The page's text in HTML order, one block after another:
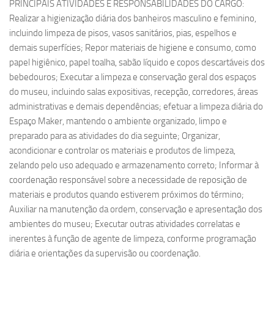
PRINCIPAIS ATIVIDADES E RESPONSABILIDADES DO CARGO:
Realizar a higienização diária dos banheiros masculino e feminino,
incluindo limpeza de pisos, vasos sanitários, pias, espelhos e
demais superfícies; Repor materiais de higiene e consumo, como
papel higiênico, papel toalha, sabão líquido e copos descartáveis dos
bebedouros; Executar a limpeza e conservação geral dos espaços
do museu, incluindo salas expositivas, recepção, corredores, áreas
administrativas e demais dependências; efetuar a limpeza diária do
Espaço Maker, mantendo o ambiente organizado, limpo e
preparado para as atividades do dia seguinte; Organizar,
acondicionar e controlar os materiais e produtos de limpeza,
zelando pelo uso adequado e armazenamento correto; Informar à
coordenação responsável sobre a necessidade de reposição de
materiais e produtos quando estiverem próximos do término;
Auxiliar na manutenção da ordem, conservação e apresentação dos
ambientes do museu; Executar outras atividades correlatas e
inerentes à função de agente de limpeza, conforme programação
diária e orientações da supervisão ou coordenação.